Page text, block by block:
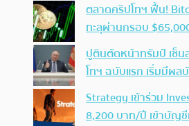
ตลาดคริปโทฯ ฟื้น!
ทะลุผ่านกรอบ
ปูตินตัดหน้าทรัมป์ เซ็
โทฯ ฉบับแรก เริ่มมีผล
Strategy เข้าร่วม
8,200 บาท/ปี เข้าบัญ